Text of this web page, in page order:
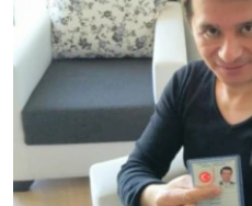
Озодлик бошқа тилларда